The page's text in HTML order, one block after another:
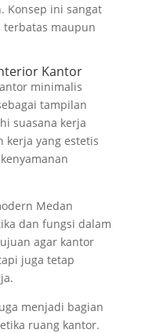
Konsep ini sangat
terbatas maupun
Kantor
minimalis
tampilan
suasana kerja
kerja yang estetis
Medan
dan fungsi dalam
agar kantor
juga tetap
menjadi bagian
ruang kantor.